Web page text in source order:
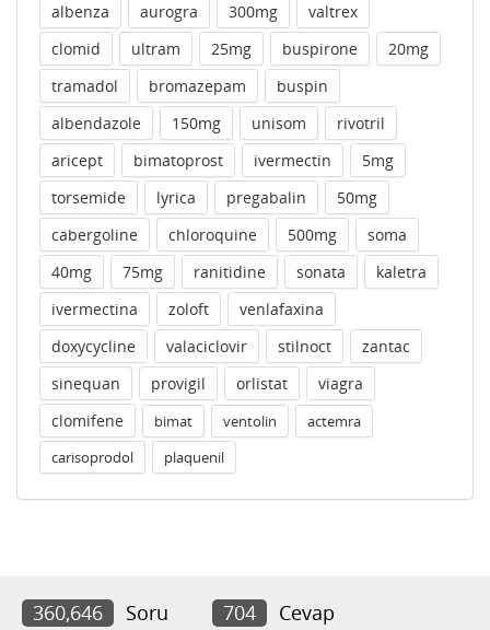
albenza
aurogra 300mg
valtrex
clomid
ultram 25mg buspirone
20mg
tramadol
bromazepam
buspin
albendazole
150mg unisom
rivotril
aricept
bimatoprost ivermectin
5mg
torsemide
lyrica pregabalin
50mg
cabergoline
chloroquine 500mg
soma
40mg
75mg ranitidine sonata
kaletra
ivermectina
zoloft
venlafaxina
doxycycline
valaciclovir stilnoct
zantac
sinequan
provigil orlistat
viagra
clomifene
bimat ventolin
actemra
carisoprodol
plaquenil
360,646 Soru 704 Cevap